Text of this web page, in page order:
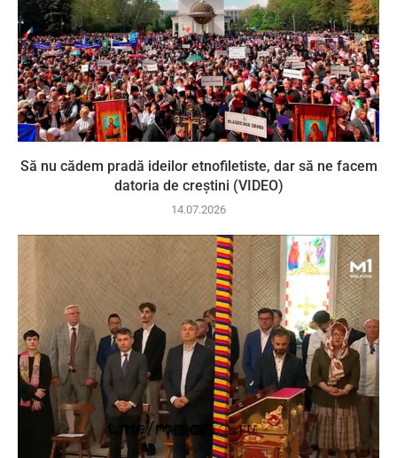
Să nu cădem pradă ideilor etnofiletiste, dar să ne facem
datoria de creștini (VIDEO)
14.07.2026